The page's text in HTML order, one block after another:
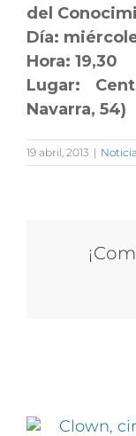
del
Día:
Hora: 19,30
Lugar:
Navarra, 54)
19 abril, 2013 |